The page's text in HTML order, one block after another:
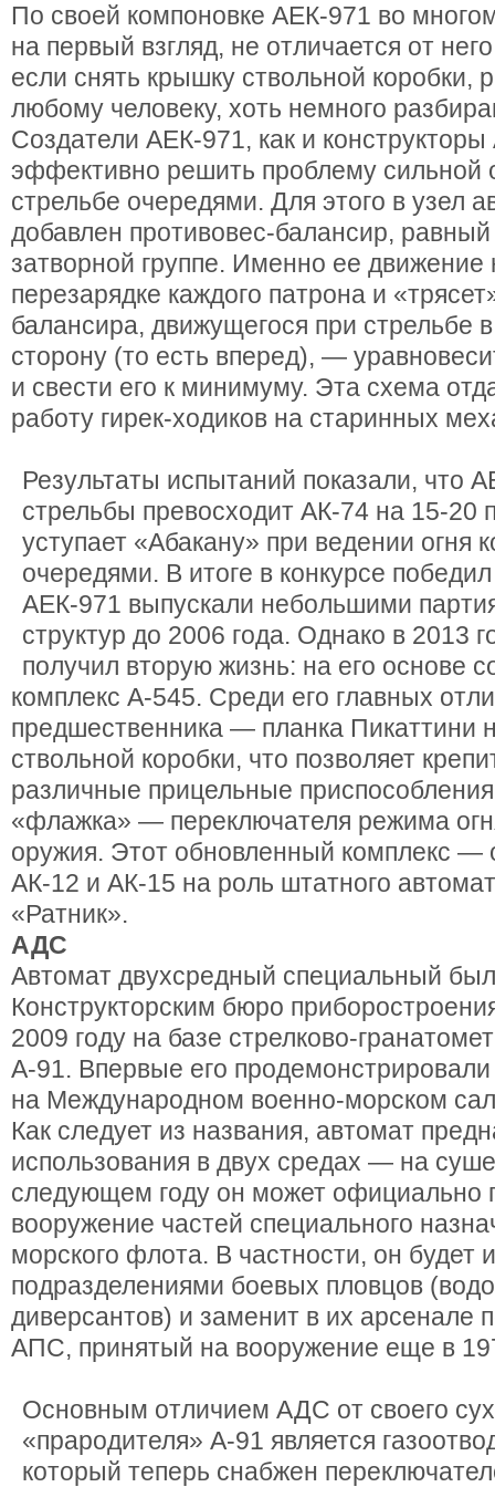
По своей компоновке АЕК-971 во
на первый взгляд, не отличается от
если снять крышку ствольной коробки,
любому человеку, хоть немного
Создатели АЕК-971, как и
эффективно решить проблему сильной
стрельбе очередями. Для этого в узел
добавлен противовес-балансир,
затворной группе. Именно ее движение
перезарядке каждого патрона и
балансира, движущегося при стрельбе
сторону (то есть вперед), —
и свести его к минимуму. Эта схема
работу гирек-ходиков на старинных
Результаты испытаний показали, что
стрельбы превосходит АК-74 на 15-20
уступает «Абакану» при ведении огня
очередями. В итоге в конкурсе
АЕК-971 выпускали небольшими
структур до 2006 года. Однако в 2013
получил вторую жизнь: на его основе
комплекс А-545. Среди его главных
предшественника — планка Пикаттини
ствольной коробки, что позволяет
различные прицельные
«флажка» — переключателя режима
оружия. Этот обновленный комплекс —
АК-12 и АК-15 на роль штатного
«Ратник».
АДС
Автомат двухсредный специальный
Конструкторским бюро
2009 году на базе стрелково-
А-91. Впервые его
на Международном военно-морском
Как следует из названия, автомат
использования в двух средах — на
следующем году он может официально
вооружение частей специального
морского флота. В частности, он будет
подразделениями боевых пловцов
диверсантов) и заменит в их арсенале
АПС, принятый на вооружение еще в
Основным отличием АДС от своего
«прародителя» А-91 является
который теперь снабжен